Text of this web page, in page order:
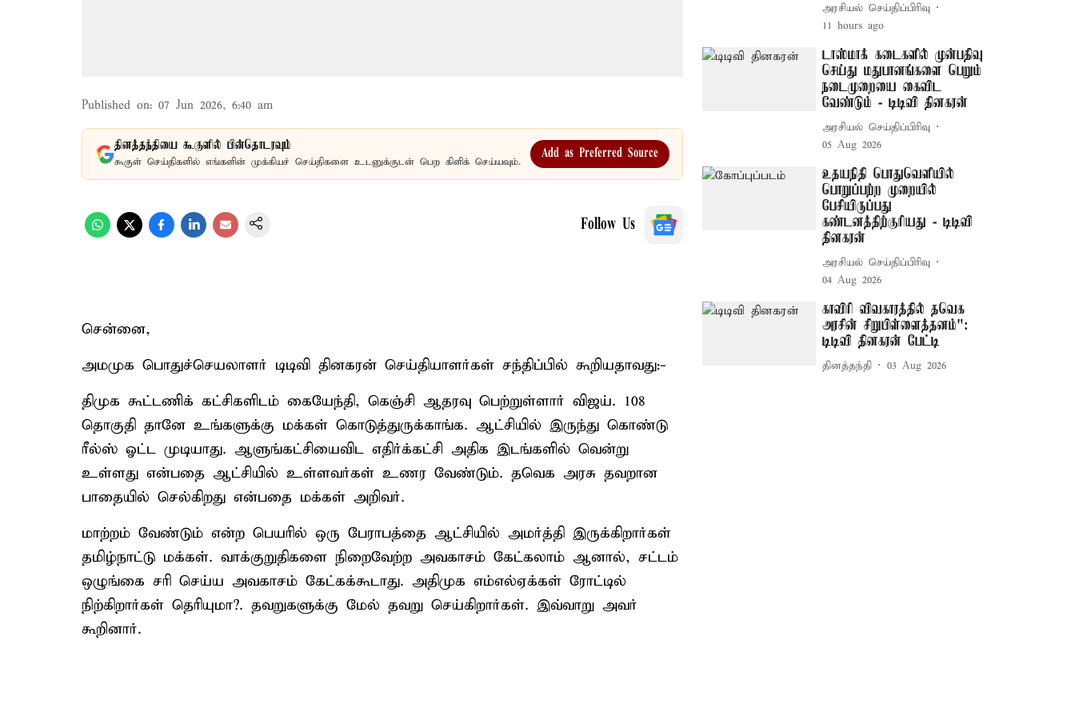
Published on: 07 Jun 2026, 6:40 am
தினத்தந்தியை கூகுளில் பின்தொடரவும்
கூகுள் செய்திகளில் எங்களின் முக்கியச் செய்திகளை உடனுக்குடன் பெற கிளிக் செய்யவும்.
Add as Preferred Source
Follow Us
சென்னை,
அமமுக பொதுச்செயலாளர் டிடிவி தினகரன் செய்தியாளர்கள் சந்திப்பில் கூறியதாவது:-
திமுக கூட்டணிக் கட்சிகளிடம் கையேந்தி, கெஞ்சி ஆதரவு பெற்றுள்ளார் விஜய். 108
தொகுதி தானே உங்களுக்கு மக்கள் கொடுத்துருக்காங்க. ஆட்சியில் இருந்து கொண்டு
ரீல்ஸ் ஓட்ட முடியாது. ஆளுங்கட்சியைவிட எதிர்க்கட்சி அதிக இடங்களில் வென்று
உள்ளது என்பதை ஆட்சியில் உள்ளவர்கள் உணர வேண்டும். தவெக அரசு தவறான
பாதையில் செல்கிறது என்பதை மக்கள் அறிவர்.
மாற்றம் வேண்டும் என்ற பெயரில் ஒரு பேராபத்தை ஆட்சியில் அமர்த்தி இருக்கிறார்கள்
தமிழ்நாட்டு மக்கள். வாக்குறுதிகளை நிறைவேற்ற அவகாசம் கேட்கலாம் ஆனால், சட்டம்
ஒழுங்கை சரி செய்ய அவகாசம் கேட்கக்கூடாது. அதிமுக எம்எல்ஏக்கள் ரோட்டில்
நிற்கிறார்கள் தெரியுமா?. தவறுகளுக்கு மேல் தவறு செய்கிறார்கள். இவ்வாறு அவர்
கூறினார்.
அரசியல் செய்திப்பிரிவு
11 hours ago
டாஸ்மாக் கடைகளில் முன்பதிவு
செய்து மதுபானங்களை பெறும்
நடைமுறையை கைவிட
வேண்டும் - டிடிவி தினகரன்
அரசியல் செய்திப்பிரிவு
05 Aug 2026
உதயநிதி பொதுவெளியில்
பொறுப்பற்ற முறையில்
பேசியிருப்பது
கண்டனத்திற்குரியது - டிடிவி
தினகரன்
அரசியல் செய்திப்பிரிவு
04 Aug 2026
காவிரி விவகாரத்தில் தவெக
அரசின் சிறுபிள்ளைத்தனம்":
டிடிவி தினகரன் பேட்டி
தினத்தந்தி 03 Aug 2026